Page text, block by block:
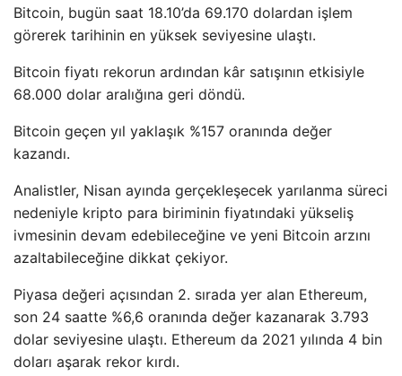
Bitcoin, bugün saat 18.10’da 69.170 dolardan işlem
görerek tarihinin en yüksek seviyesine ulaştı.
Bitcoin fiyatı rekorun ardından kâr satışının etkisiyle
68.000 dolar aralığına geri döndü.
Bitcoin geçen yıl yaklaşık %157 oranında değer
kazandı.
Analistler, Nisan ayında gerçekleşecek yarılanma süreci
nedeniyle kripto para biriminin fiyatındaki yükseliş
ivmesinin devam edebileceğine ve yeni Bitcoin arzını
azaltabileceğine dikkat çekiyor.
Piyasa değeri açısından 2. sırada yer alan Ethereum,
son 24 saatte %6,6 oranında değer kazanarak 3.793
dolar seviyesine ulaştı. Ethereum da 2021 yılında 4 bin
doları aşarak rekor kırdı.